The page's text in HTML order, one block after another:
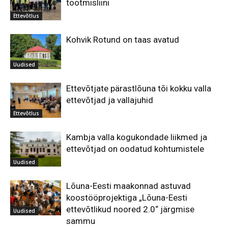
Ettevõtlus
tootmisliini
Uudised
Kohvik Rotund on taas avatud
Ettevõtlus
Ettevõtjate pärastlõuna tõi kokku valla
ettevõtjad ja vallajuhid
Uudised
Kambja valla kogukondade liikmed ja
ettevõtjad on oodatud kohtumistele
Uudised
Lõuna-Eesti maakonnad astuvad
koostööprojektiga „Lõuna-Eesti
ettevõtlikud noored 2.0“ järgmise
sammu